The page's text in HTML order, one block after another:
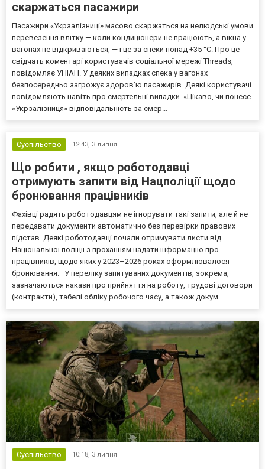
скаржаться пасажири
Пасажири «Укрзалізниці» масово скаржаться на нелюдські умови
перевезення влітку — коли кондиціонери не працюють, а вікна у
вагонах не відкриваються, — і це за спеки понад +35 °C. Про це
свідчать коментарі користувачів соціальної мережі Threads,
повідомляє УНІАН. У деяких випадках спека у вагонах
безпосередньо загрожує здоров’ю пасажирів. Деякі користувачі
повідомляють навіть про смертельні випадки. «Цікаво, чи понесе
«Укрзалізниця» відповідальність за смер...
Суспільство 12:43, 3 липня
Що робити , якщо роботодавці
отримують запити від Нацполіції щодо
бронювання працівників
Фахівці радять роботодавцям не ігнорувати такі запити, але й не
передавати документи автоматично без перевірки правових
підстав. Деякі роботодавці почали отримувати листи від
Національної поліції з проханням надати інформацію про
працівників, щодо яких у 2023–2026 роках оформлювалося
бронювання. У переліку запитуваних документів, зокрема,
зазначаються накази про прийняття на роботу, трудові договори
(контракти), табелі обліку робочого часу, а також докум...
Суспільство 10:18, 3 липня